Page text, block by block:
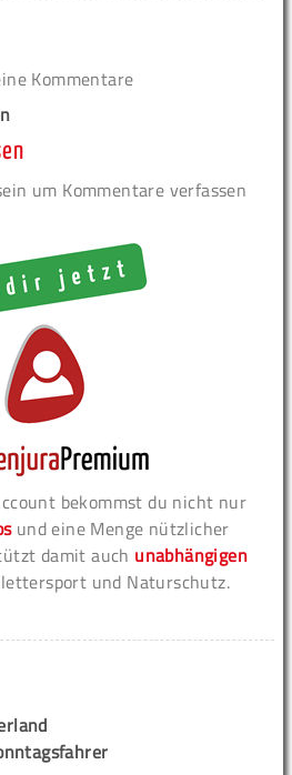
Kommentare
um Kommentare verfassen
bekommst du nicht nur
und eine Menge nützlicher
damit auch unabhängigen
und Naturschutz.